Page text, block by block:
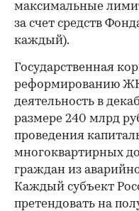
максимальные
за счет средств
каждый).
Государственная
реформированию
деятельность в
размере 240 млрд
проведения
многоквартирных
граждан из
Каждый субъект
претендовать на